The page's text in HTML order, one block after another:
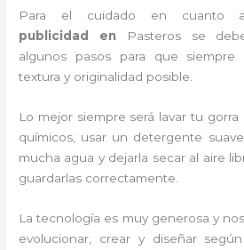
Para el cuidado en cuanto
publicidad
en Pasteros
se
algunos pasos para que siempre
textura y originalidad posible.
Lo mejor siempre será lavar tu
químicos, usar un detergente
mucha agua y dejarla secar al aire
guardarlas correctamente.
La tecnología es muy generosa y
evolucionar, crear y diseñar